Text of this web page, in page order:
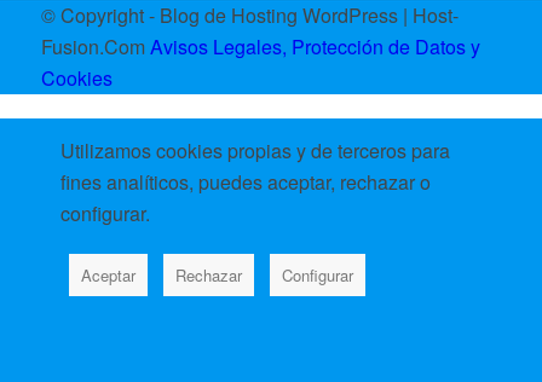
© Copyright - Blog de Hosting WordPress | Host-
Fusion.ComAvisos Legales, Protección de Datos y
Cookies
Utilizamos cookies propias y de terceros para
fines analíticos, puedes aceptar, rechazar o
configurar.
Aceptar Rechazar Configurar